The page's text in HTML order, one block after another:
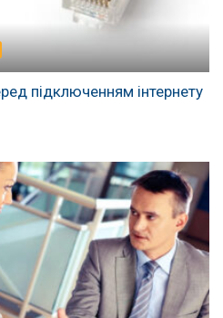
підключенням інтернету